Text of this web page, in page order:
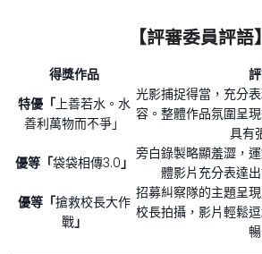
【評審委員評語】
得獎作品
特優「上善若水。水
善利萬物而不爭」
光影捕捉得當，充分
容。整體作品氛圍呈
具有
優等「袋袋相傳3.0」
旁白錄製略顯羞澀，
體影片充分表達
優等「搶救校長大作
戰」
招募糾察隊的主題呈
校長拍攝，影片輕鬆
暢